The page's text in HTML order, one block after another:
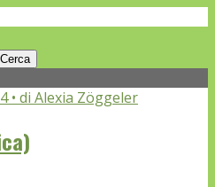
• di Alexia Zöggeler